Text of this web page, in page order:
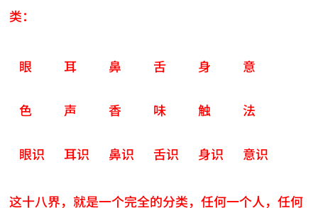
类：
眼 耳 鼻 舌 身 意
色 声 香 味 触 法
眼识 耳识 鼻识 舌识 身识 意识
这十八界，就是一个完全的分类，任何一个人，任何